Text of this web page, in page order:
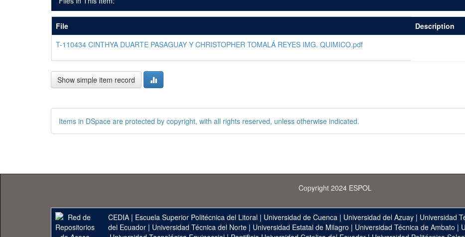
File Description
T-110434 CINTHYA DUARTE PASAGUAY Y CHRISTOPHER TOMALÁ REYES IMG. QUIMICO.pdf
Show simple item record
Items in DSpace are protected by copyright, with all rights reserved, unless otherwise indicated.
Copyright 2024 ESPOL
CEDIA | Escuela Superior Politécnica del Litoral | Universidad de Cuenca | Universidad del Azuay | Universidad
del Ecuador| Universidad Técnica del Norte| Universidad Estatal de Milagro | Universidad Técnica de Ambato |